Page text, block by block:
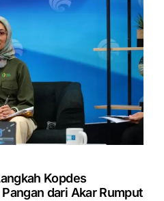
Kopdes
dari Akar Rumput